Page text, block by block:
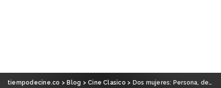
tiempodecine.co > Blog >Cine Clasico > Dos mujeres: Persona, de Ingmar Bergman